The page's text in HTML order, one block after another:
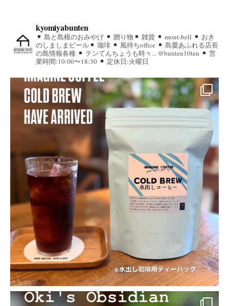
kyomiyabunten
島と島根のおみやげ 贈り物 雑貨 mont-bell
おき
のしましまビール
珈琲 風待ちoffice
島愛あふれる店長
の島情報各種
テンてんちょうも時々... @bunten10ten
営
業時間:10:00〜18:30
定休日:火曜日